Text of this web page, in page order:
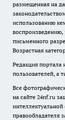
размещенная на
использованию
воспроизведению,
письменного
Возрастная
Редакция портала
пользователей, а
Все
на сайте 24nf.ru
правообладателя